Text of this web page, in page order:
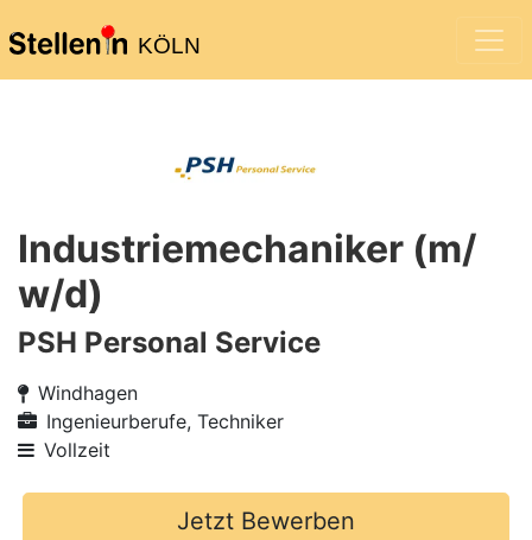
KÖLN
Industriemechaniker (m/
w/d)
PSH Personal Service
Windhagen
Ingenieurberufe, Techniker
Vollzeit
Jetzt Bewerben